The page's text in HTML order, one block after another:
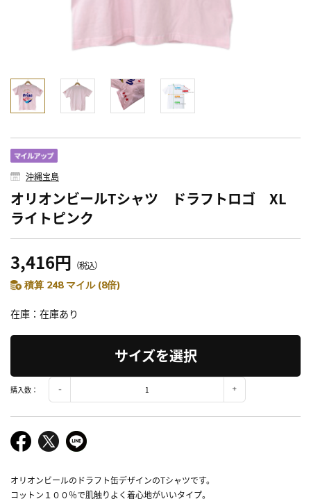
沖縄宝島
オリオンビールTシャツ ドラフトロゴ XL
ライトピンク
3,416円 （税込）
積算 248 マイル (8倍)
在庫 在庫あり
サイズを選択
購入数：
オリオンビールのドラフト缶デザインのTシャツです。
コットン１００％で肌触りよく着心地がいいタイプ。